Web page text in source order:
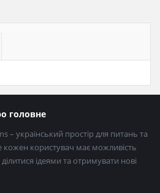
головне
– український простір для питань та
кожен користувач має можливість
ділитися ідеями та отримувати нові